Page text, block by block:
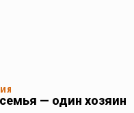
— один хозяин